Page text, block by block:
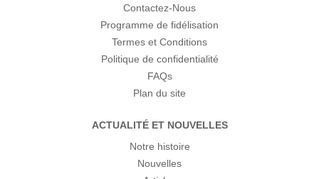
Contactez-Nous
Programme de fidélisation
Termes et Conditions
Politique de confidentialité
FAQs
Plan du site
ACTUALITÉ ET NOUVELLES
Notre histoire
Nouvelles